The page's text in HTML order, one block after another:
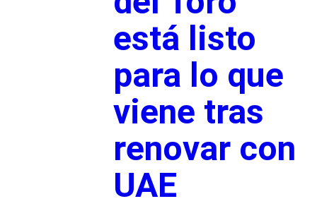
está listo
para lo que
viene tras
renovar con
UAE